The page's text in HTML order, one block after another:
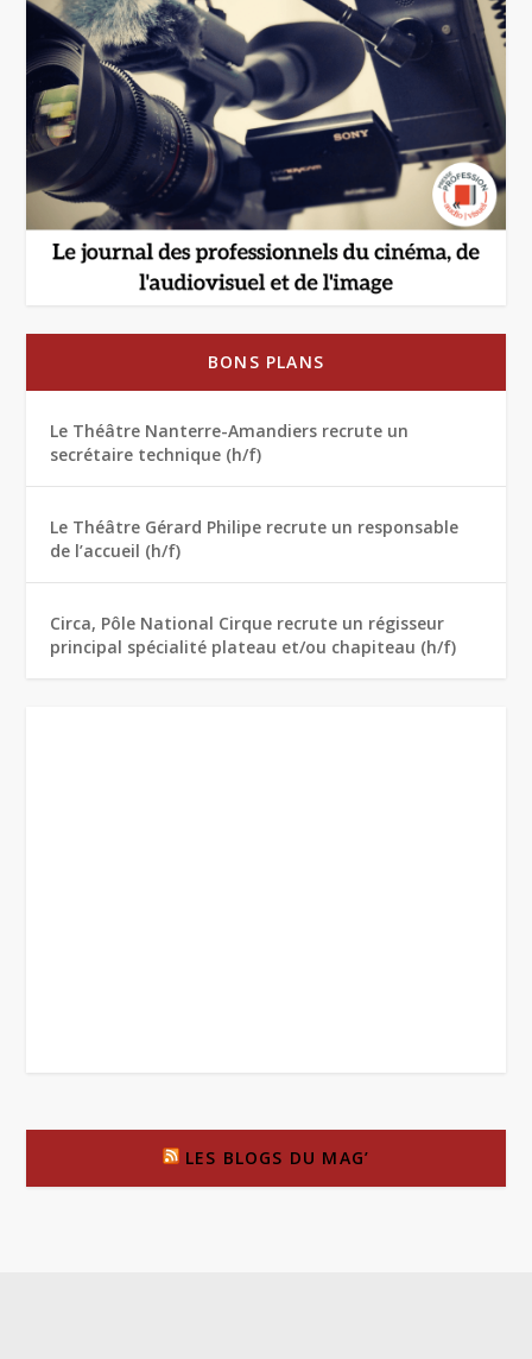
BONS PLANS
Le Théâtre Nanterre-Amandiers recrute un
secrétaire technique (h/f)
Le Théâtre Gérard Philipe recrute un responsable
de l’accueil (h/f)
Circa, Pôle National Cirque recrute un régisseur
principal spécialité plateau et/ou chapiteau (h/f)
LES BLOGS DU MAG’